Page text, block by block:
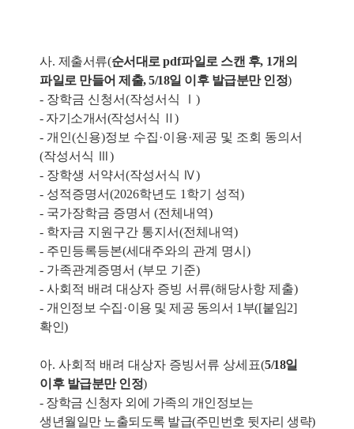
사. 제출서류(순서대로 pdf파일로 스캔 후, 1개의
파일로 만들어 제출, 5/18일 이후 발급분만 인정)
- 장학금 신청서(작성서식 Ⅰ)
- 자기소개서(작성서식 Ⅱ)
- 개인(신용)정보 수집·이용·제공 및 조회 동의서
(작성서식 Ⅲ)
- 장학생 서약서(작성서식 Ⅳ)
- 성적증명서(2026학년도 1학기 성적)
- 국가장학금 증명서 (전체내역)
- 학자금 지원구간 통지서(전체내역)
- 주민등록등본(세대주와의 관계 명시)
- 가족관계증명서 (부모 기준)
- 사회적 배려 대상자 증빙 서류(해당사항 제출)
- 개인정보 수집·이용 및 제공 동의서 1 부([붙임2]
확인)
아. 사회적 배려 대상자 증빙서류 상세표(5/18일
이후 발급분만 인정)
- 장학금 신청자 외에 가족의 개인정보는
생년월일만 노출되도록 발급(주민번호 뒷자리 생략)